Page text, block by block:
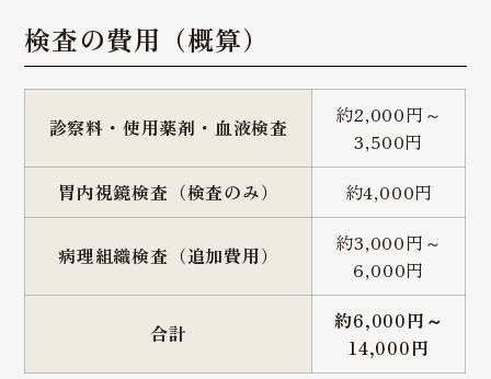
検査の費用（概算）
診察料・使用薬剤・血液検査
約2,000円～
3,500円
胃内視鏡検査（検査のみ）
約4,000円
病理組織検査（追加費用）
約3,000円～
6,000円
合計
約6,000円～
14,000円